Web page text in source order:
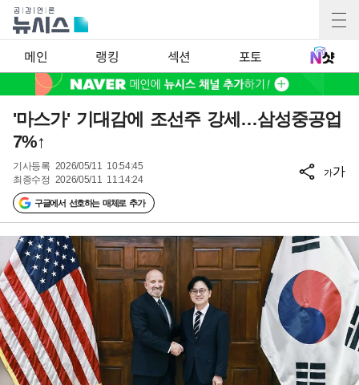
메인 랭킹 섹션 포토
'마스가' 기대감에 조선주 강세…삼성중공업
7%↑
기사등록 2026/05/11 10:54:45
최종수정 2026/05/11 11:14:24
구글에서 선호하는 매체로 추가
가가